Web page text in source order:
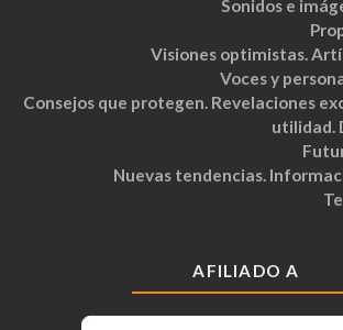
Sonidos e
Visiones optimistas.
Voces y
Consejos que protegen. Revelaciones
utilidad.
Nuevas tendencias.
AFILIADO A